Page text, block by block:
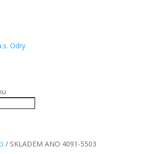
/ SKLADEM ANO 4091-5503